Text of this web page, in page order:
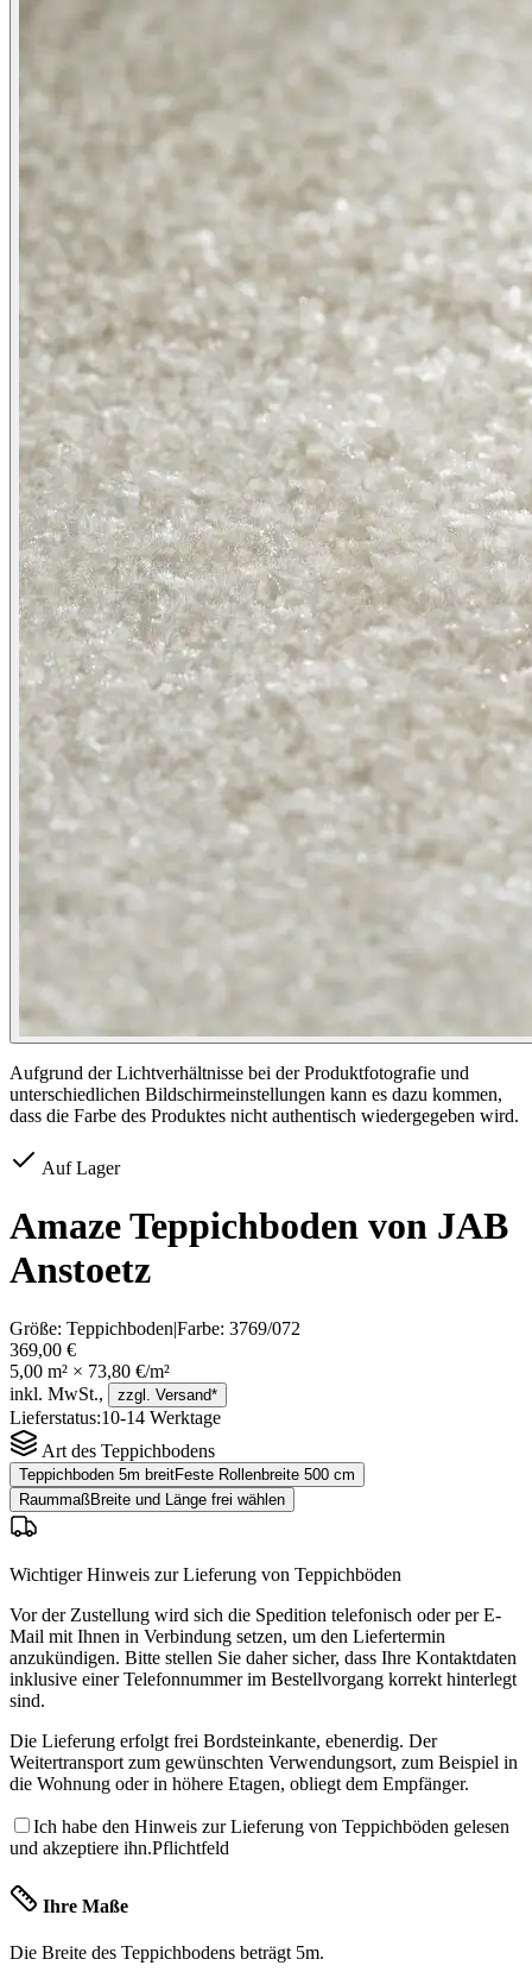
Aufgrund der Lichtverhältnisse bei der Produktfotografie und
unterschiedlichen Bildschirmeinstellungen kann es dazu kommen,
dass die Farbe des Produktes nicht authentisch wiedergegeben wird.
Auf Lager
Amaze Teppichboden von JAB
Anstoetz
Größe: Teppichboden|Farbe: 3769/072
369,00 €
5,00 m² × 73,80 €/m²
inkl. MwSt.,
zzgl. Versand*
Lieferstatus:10-14 Werktage
Art des Teppichbodens
Teppichboden 5m breitFeste Rollenbreite 500 cm
RaummaßBreite und Länge frei wählen
Wichtiger Hinweis zur Lieferung von Teppichböden
Vor der Zustellung wird sich die Spedition telefonisch oder per E-
Mail mit Ihnen in Verbindung setzen, um den Liefertermin
anzukündigen. Bitte stellen Sie daher sicher, dass Ihre Kontaktdaten
inklusive einer Telefonnummer im Bestellvorgang korrekt hinterlegt
sind.
Die Lieferung erfolgt frei Bordsteinkante, ebenerdig. Der
Weitertransport zum gewünschten Verwendungsort, zum Beispiel in
die Wohnung oder in höhere Etagen, obliegt dem Empfänger.
Ich habe den Hinweis zur Lieferung von Teppichböden gelesen
und akzeptiere ihn.Pflichtfeld
Ihre Maße
Die Breite des Teppichbodens beträgt 5m.